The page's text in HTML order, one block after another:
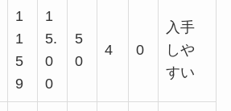
1
1
5
9
1
5.
0
0
5
0
4 0
入手
しや
すい